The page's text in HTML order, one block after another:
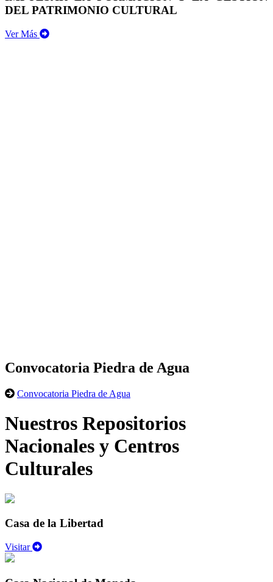
DEL PATRIMONIO CULTURAL
Ver Más
Convocatoria Piedra de Agua
Convocatoria Piedra de Agua
Nuestros Repositorios
Nacionales y Centros
Culturales
Casa de la Libertad
Visitar